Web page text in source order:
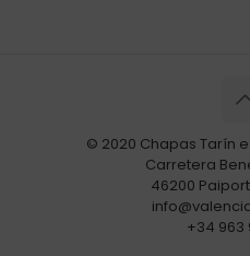
© 2020 Chapas Tarín e
Carretera
46200
+34 963